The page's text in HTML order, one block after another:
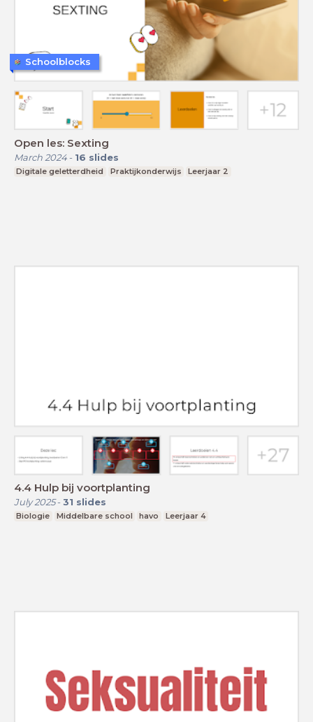
Open les: Sexting
March 2024- 16 slides
Digitale geletterdheid Praktijkonderwijs Leerjaar 2
Schoolblocks
4.4 Hulp bij voortplanting
July 2025- 31 slides
Biologie Middelbare school havo Leerjaar 4